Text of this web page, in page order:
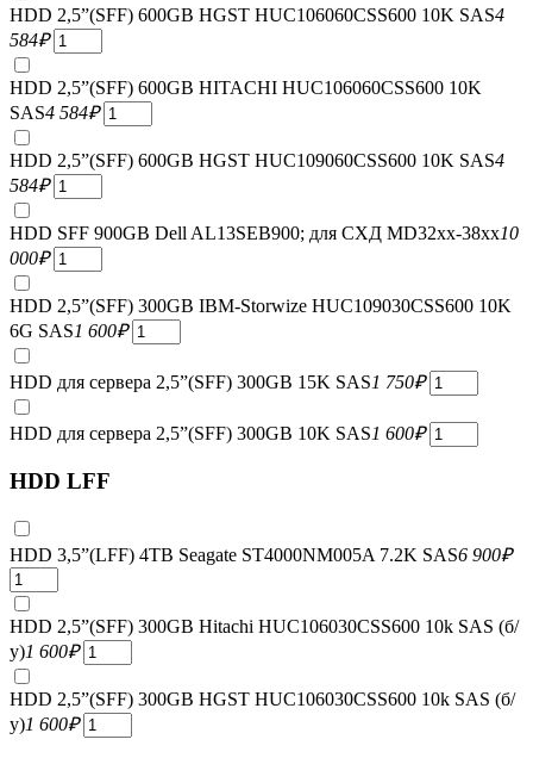
HDD 2,5”(SFF) 600GB HGST HUC106060CSS600 10K SAS4
584₽
HDD 2,5”(SFF) 600GB HITACHI HUC106060CSS600 10K
SAS4 584₽
HDD 2,5”(SFF) 600GB HGST HUC109060CSS600 10K SAS4
584₽
HDD SFF 900GB Dell AL13SEB900; для СХД MD32xx-38xx10
000₽
HDD 2,5”(SFF) 300GB IBM-Storwize HUC109030CSS600 10K
6G SAS1 600₽
HDD для сервера 2,5”(SFF) 300GB 15K SAS1 750₽
HDD для сервера 2,5”(SFF) 300GB 10K SAS1 600₽
HDD LFF
HDD 3,5”(LFF) 4TB Seagate ST4000NM005A 7.2K SAS6 900₽
HDD 2,5”(SFF) 300GB Hitachi HUC106030CSS600 10k SAS (б/
у)1 600₽
HDD 2,5”(SFF) 300GB HGST HUC106030CSS600 10k SAS (б/
у)1 600₽